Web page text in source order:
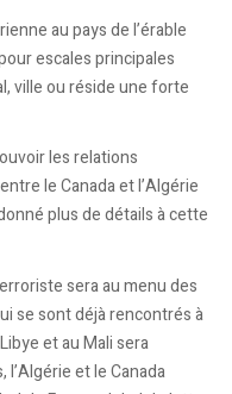
au pays de l’érable
escales principales
ville ou réside une forte
les relations
le Canada et l’Algérie
plus de détails à cette
sera au menu des
se sont déjà rencontrés à
et au Mali sera
et le Canada